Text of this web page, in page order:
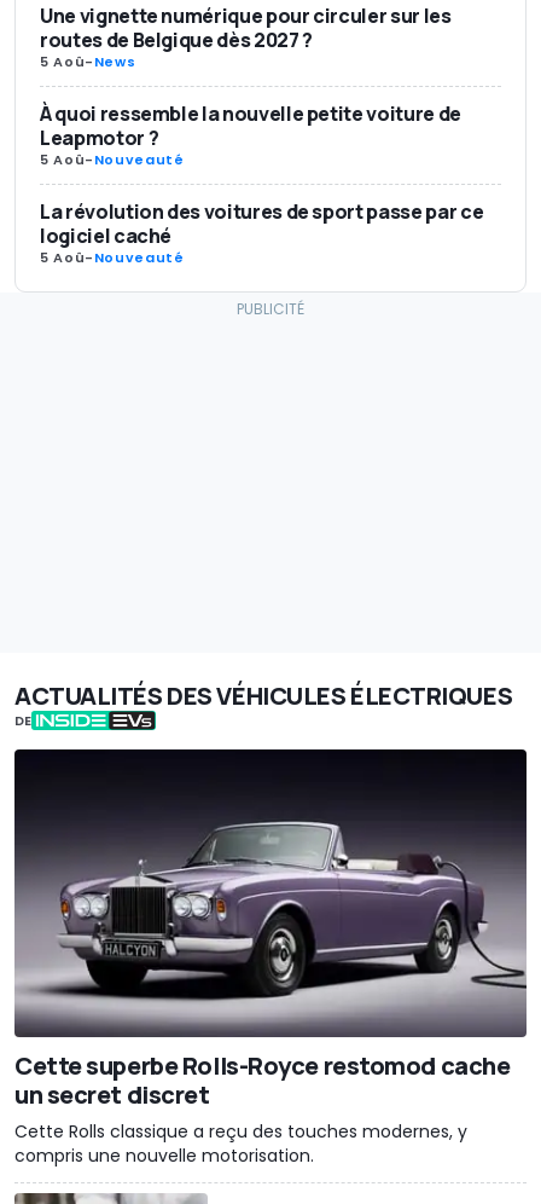
Une vignette numérique pour circuler sur les
routes de Belgique dès 2027 ?
5 Aoû-News
À quoi ressemble la nouvelle petite voiture de
Leapmotor ?
5 Aoû-Nouveauté
La révolution des voitures de sport passe par ce
logiciel caché
5 Aoû-Nouveauté
ACTUALITÉS DES VÉHICULES ÉLECTRIQUES
DE
Cette superbe Rolls-Royce restomod cache
un secret discret
Cette Rolls classique a reçu des touches modernes, y
compris une nouvelle motorisation.